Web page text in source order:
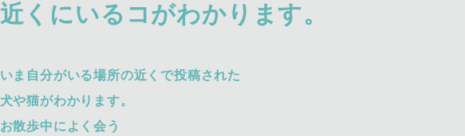
近くにいるコがわかります。
いま自分がいる場所の近くで投稿された
犬や猫がわかります。
お散歩中によく会う